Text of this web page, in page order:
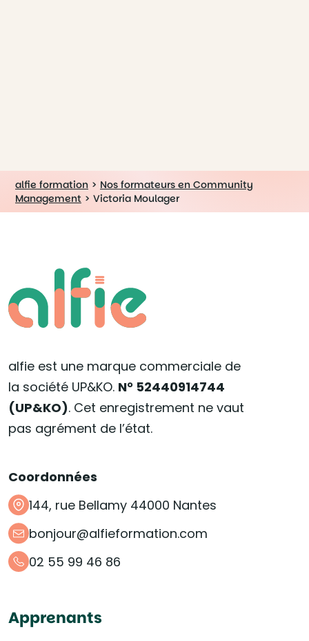
alfie formation > Nos formateurs en Community
Management > Victoria Moulager
alfie est une marque commerciale de
la société UP&KO. N° 52440914744
(UP&KO). Cet enregistrement ne vaut
pas agrément de l’état.
Coordonnées
144, rue Bellamy 44000 Nantes
bonjour@alfieformation.com
02 55 99 46 86
Apprenants